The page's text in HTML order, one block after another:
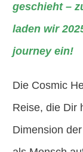
geschieht –
laden wir
journey ein!
Die Cosmic
Reise, die Dir
Dimension